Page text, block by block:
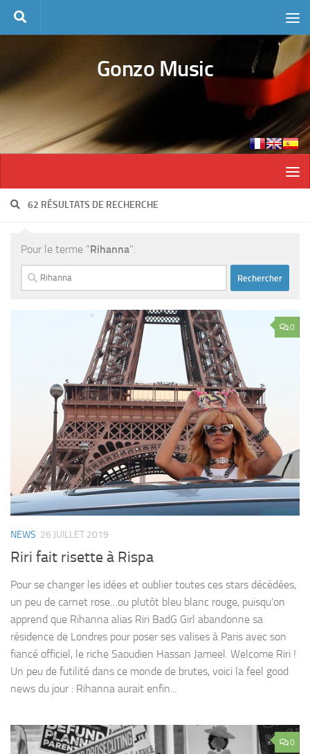
Skip to content
Gonzo Music
62 RÉSULTATS DE RECHERCHE
Pour le terme "Rihanna".
Rechercher :
0
NEWS 26 JUILLET 2019
Riri fait risette à Rispa
Pour se changer les idées et oublier toutes ces stars décédées,
un peu de carnet rose…ou plutôt bleu blanc rouge, puisqu’on
apprend que Rihanna alias Riri BadG Girl abandonne sa
résidence de Londres pour poser ses valises à Paris avec son
fiancé officiel, le riche Saoudien Hassan Jameel. Welcome Riri !
Un peu de futilité dans ce monde de brutes, voici la feel good
news du jour : Rihanna aurait enfin...
0